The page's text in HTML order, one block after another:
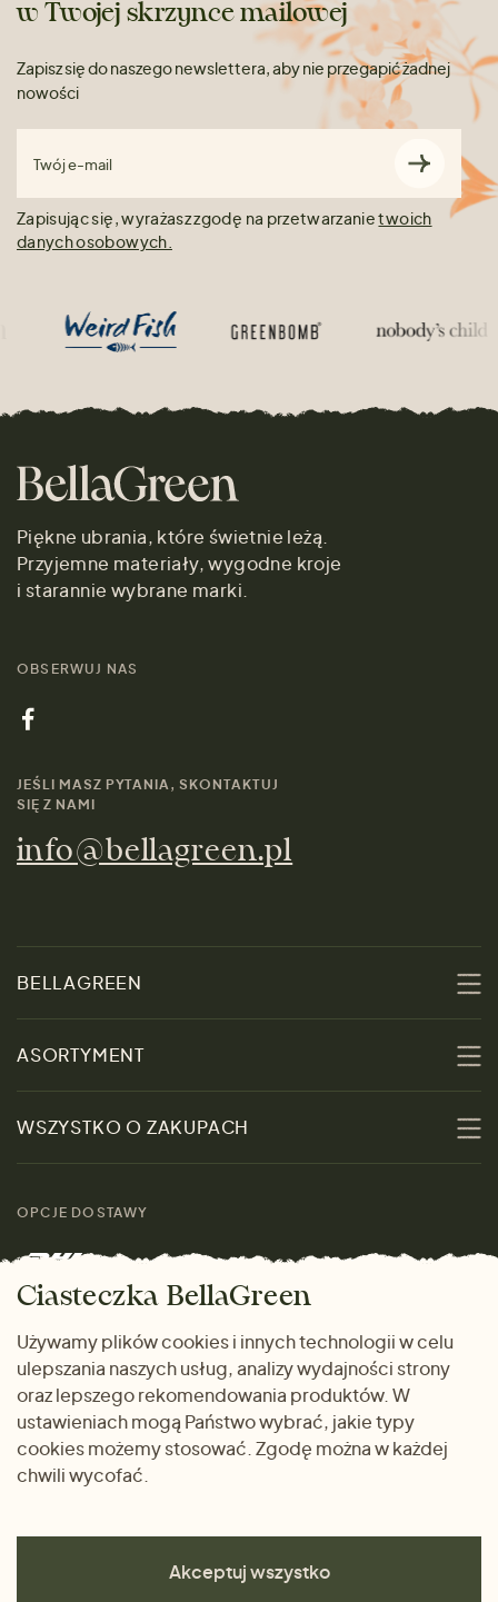
w Twojej skrzynce mailowej
Zapisz się do naszego newslettera, aby nie przegapić żadnej
nowości
Twój e-mail
Zapisując się, wyrażasz zgodę na przetwarzanietwoich
danych osobowych.
Piękne ubrania, które świetnie leżą.
Przyjemne materiały, wygodne kroje
i starannie wybrane marki.
OBSERWUJ NAS
JEŚLI MASZ PYTANIA, SKONTAKTUJ
SIĘ Z NAMI
info@bellagreen.pl
BELLAGREEN
Zrównoważoność
Skontaktuj się z nami
Marki
ASORTYMENT
Kobiety
Mężczyźni
Prezenty
WSZYSTKO O ZAKUPACH
rozmiarach
Zwrot towaru
Dlaczego warto kupować
u nas
OPCJE DOSTAWY
METODY PŁATNOŚCI
Ciasteczka BellaGreen
Używamy plików cookies i innych technologii w celu
ulepszania naszych usług, analizy wydajności strony
oraz lepszego rekomendowania produktów. W
ustawieniach mogą Państwo wybrać, jakie typy
cookies możemy stosować. Zgodę można w każdej
chwili wycofać.
Akceptuj wszystko